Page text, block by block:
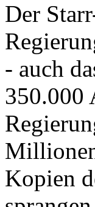
Der
- auch
350.000
Kopien